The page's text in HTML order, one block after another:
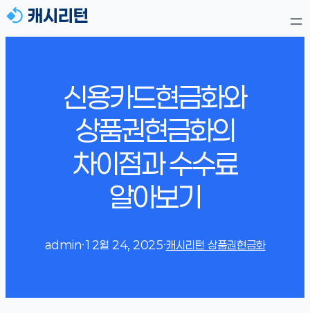
신용카드현금화와
상품권현금화의
차이점과 수수료
알아보기
admin·12월 24, 2025·캐시리턴 상품권현금화